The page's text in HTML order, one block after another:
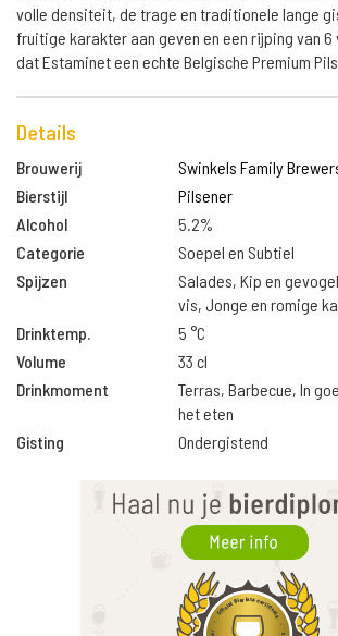
volle densiteit, de trage en traditionele lange
fruitige karakter aan geven en een rijping van 6
dat Estaminet een echte Belgische Premium
Details
Brouwerij
Swinkels Family
Bierstijl
Pilsener
Alcohol
5.2%
Categorie
Soepel en Subtiel
Spijzen
Salades, Kip en
vis, Jonge en romige
Drinktemp.
5 °C
Volume
33 cl
Drinkmoment
Terras, Barbecue, In
het eten
Gisting
Ondergistend